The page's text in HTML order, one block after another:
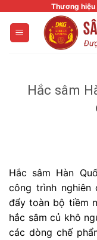
content
Thương hiệu
Hắc sâm
Hắc sâm Hàn
công trình nghiên
đẩy toàn bộ tiềm
hắc sâm củ khô
các dòng chế